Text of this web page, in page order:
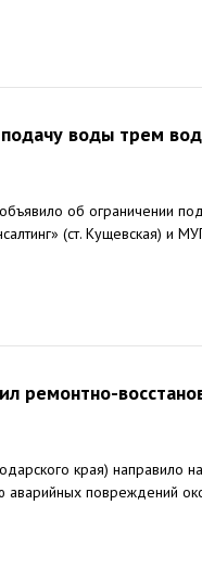
воды трем
об ограничении
(ст. Кущевская) и
ремонтно-
края) направило
аварийных повреждений